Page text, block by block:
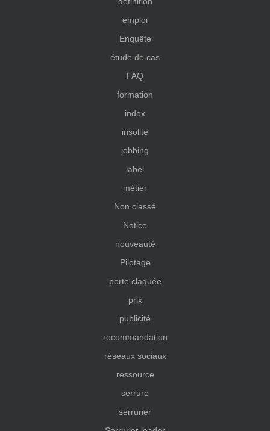
emploi
Enquête
étude de cas
FAQ
formation
index
insolite
jobbing
label
métier
Non classé
Notice
nouveauté
Pilotage
porte claquée
prix
publicité
recommandation
réseaux sociaux
ressource
serrure
serrurier